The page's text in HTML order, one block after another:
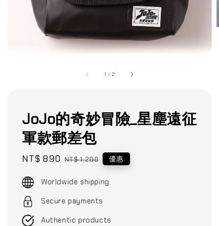
1 /2
JoJo的奇妙冒險_星塵遠征
軍款郵差包
Sale
NT$ 890 Regular
NT$ 1,200 優惠
Worldwide shipping
Secure payments
Authentic products